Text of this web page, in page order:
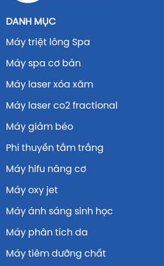
DANH MỤC
Máy triệt lông Spa
Máy spa cơ bản
Máy laser xóa xăm
Máy laser co2 fractional
Máy giảm béo
Phi thuyền tắm trắng
Máy hifu nâng cơ
Máy oxy jet
Máy ánh sáng sinh học
Máy phân tích da
Máy tiêm dưỡng chất